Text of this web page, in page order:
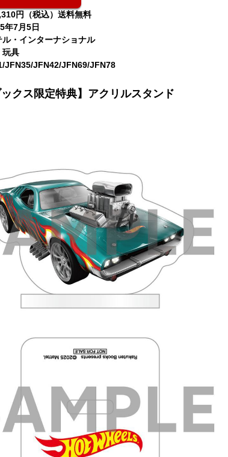
円（税込）送料無料
年7月5日
ル・インターナショナル
玩具
JFN35/JFN42/JFN69/JFN78
ックス限定特典】アクリルスタンド